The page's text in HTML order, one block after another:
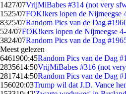
1427/07VrijMiBabes #314 (not very
1525/07FOK!kers lopen de Nijmeegse
8325/07Random Pics van de Dag
524/07FOK!kers lopen de Nijmeegse
3824/07Random Pics van de Dag
Meest gelezen
6461900:45Random Pics van de Dag
2835614:50VrijMiBabes #316 (not
2817414:50Random Pics van de Dag
156020:03Trump wil dat J.D. Vance